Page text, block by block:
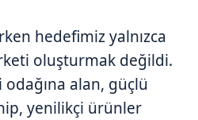
hedefimiz yalnızca
oluşturmak değildi.
odağına alan, güçlü
yenilikçi ürünler